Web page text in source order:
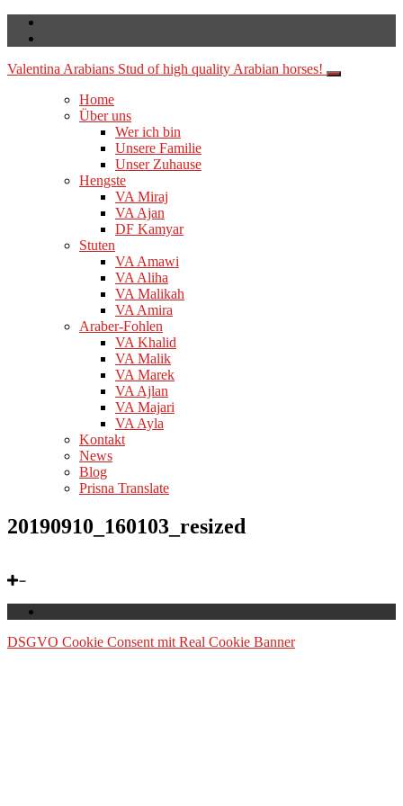
Valentina Arabians Stud of high quality Arabian horses!
Home
Über uns
Wer ich bin
Unsere Familie
Unser Zuhause
Hengste
VA Miraj
VA Ajan
DF Kamyar
Stuten
VA Amawi
VA Aliha
VA Malikah
VA Amira
Araber-Fohlen
VA Khalid
VA Malik
VA Marek
VA Ajlan
VA Majari
VA Ayla
Kontakt
News
Blog
Prisna Translate
20190910_160103_resized
DSGVO Cookie Consent mit Real Cookie Banner